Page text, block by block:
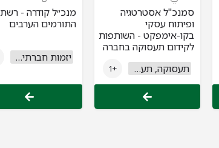
סמנכ"ל אסטרטגיה
ופיתוח עסקי
בקו-אימפקט - השותפות
לקידום תעסוקה בחברה
תעסוקה, תעשייה ומסחר +1
מנכ״ל קודרה - רשת
התורמים הערבים
יזמות חברתית וחברה אזרחית